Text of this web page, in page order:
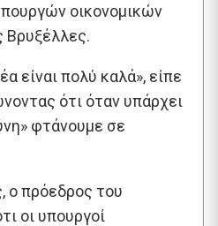
οικονομικών
Βρυξέλλες.
είναι πολύ καλά», είπε
ότι όταν υπάρχει
φτάνουμε σε
ο πρόεδρος του
οι υπουργοί